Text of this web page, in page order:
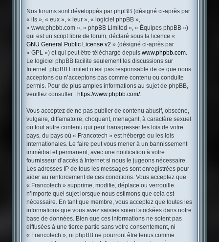
Nos forums sont développés par phpBB (désigné ci-après par
« ils », « eux », « leur », « logiciel phpBB »,
« www.phpbb.com », « phpBB Limited », « Équipes phpBB »)
qui est un script libre de forum, déclaré sous la licence «
GNU General Public License v2 » (désigné ci-après par
« GPL ») et qui peut être téléchargé depuis www.phpbb.com.
Le logiciel phpBB facilite seulement les discussions sur
Internet. phpBB Limited n’est pas responsable de ce que nous
acceptons ou n’acceptons pas comme contenu ou conduite
permis. Pour de plus amples informations au sujet de phpBB,
veuillez consulter : https://www.phpbb.com/.
Vous acceptez de ne pas publier de contenu abusif, obscène,
vulgaire, diffamatoire, choquant, menaçant, à caractère sexuel
ou tout autre contenu qui peut transgresser les lois de votre
pays, du pays où « Francotech » est hébergé ou les lois
internationales. Le faire peut vous mener à un bannissement
immédiat et permanent, avec une notification à votre
fournisseur d’accès à Internet si nous le jugeons nécessaire.
Les adresses IP de tous les messages sont enregistrées pour
aider au renforcement de ces conditions. Vous acceptez que
« Francotech » supprime, modifie, déplace ou verrouille
n’importe quel sujet lorsque nous estimons que cela est
nécessaire. En tant que membre, vous acceptez que toutes les
informations que vous avez saisies soient stockées dans notre
base de données. Bien que ces informations ne soient pas
diffusées à une tierce partie sans votre consentement, ni
« Francotech », ni phpBB ne pourront être tenus comme